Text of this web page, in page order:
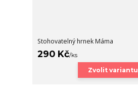
Stohovatelný hrnek Máma
290 Kč/ks
Zvolit variantu